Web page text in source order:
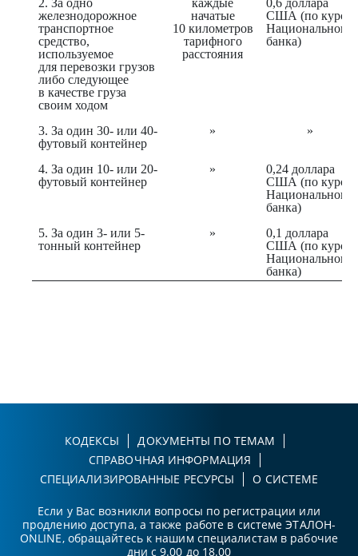
железнодорожное
транспортное
средство,
используемое
для перевозки грузов
либо следующее
в качестве груза
своим ходом
начатые
10 километров
тарифного
расстояния
США (по курсу
Национального
банка)
3. За один 30- или 40-
футовый контейнер
» »
4. За один 10- или 20-
футовый контейнер
»
0,24 доллара
США (по курсу
Национального
банка)
5. За один 3- или 5-
тонный контейнер
»
0,1 доллара
США (по курсу
Национального
банка)
КОДЕКСЫ
ДОКУМЕНТЫ ПО ТЕМАМ
СПРАВОЧНАЯ ИНФОРМАЦИЯ
СПЕЦИАЛИЗИРОВАННЫЕ РЕСУРСЫ
О СИСТЕМЕ
Если у Вас возникли вопросы по регистрации или
продлению доступа, а также работе в системе ЭТАЛОН-
ONLINE, обращайтесь к нашим специалистам в рабочие
дни с 9.00 до 18.00